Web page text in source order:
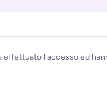
effettuato l'accesso ed